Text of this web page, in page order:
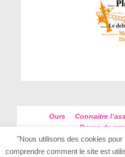
Ours Connaitre
Revue de
"Nous utilisons des cookies
comprendre comment le site est